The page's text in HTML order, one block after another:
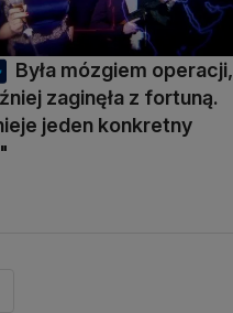
Była mózgiem operacji,
zaginęła z fortuną.
jeden konkretny